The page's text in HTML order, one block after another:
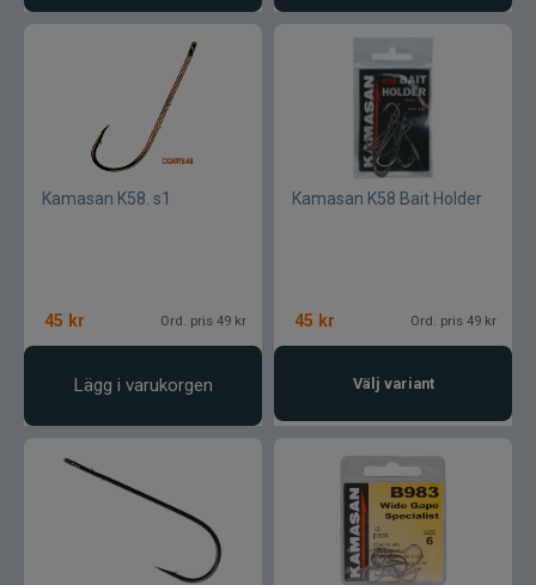
Kamasan K58. s1
45 kr Ord. pris 49 kr
Lägg i varukorgen
Kamasan K58 Bait Holder
45 kr Ord. pris 49 kr
Välj variant